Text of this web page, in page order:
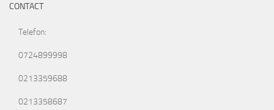
CONTACT
Telefon:
0724899998
0213359688
0213358687